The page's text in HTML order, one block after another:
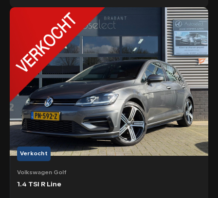
Verkocht
Volkswagen Golf
1.4 TSI R Line